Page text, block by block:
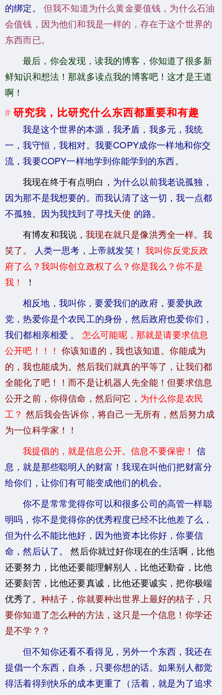
的绑定。
但我不知道为什么黄金要值钱，为什么石油
会值钱，因为他们和我是一样的，存在于这个世界的
东西而已。
最后，你会发现，读我的博客，你知道了很多新
鲜知识和想法！那就多读点我的博客吧！这才是王道
啊！
研究我，比研究什么东西都重要和有趣
我是这个世界的本源，我矛盾，我多元，我统
一，我守恒，我相对。我要COPY成你一样地和你交
流，我要COPY一样地学到你能学到的东西。
我现在终于有点明白， 为什么以前我老说孤独，
因为那不是我想要的。而我认清了这一切，我一点都
不孤独。因为我找到了寻找天使 的路。
有博友和我说，我现在就只是像洪秀全一样。我
笑了。
人类一思考，上帝就发笑！ 我叫你反党反政
府了么？我叫你创立政权了么？你是我么？你不是
我！
！
相反地，我叫你，要爱我们的政府，要爱执政
党，热爱你是个农民工的身份，然后政府也爱你们，
我们都相亲相爱 。
怎么可能呢，那就是请要求信息
公开吧！！！ 你该知道的，我也该知道。你能成为
的，我也能成为。然后我们就真的平等了，让我们都
全能化了吧！！而不是让机器人先全能！但要求信息
公开之前，你得信命，然后问它， 为什么你是农民
工？ 然后我会告诉你，将自己一无所有，然后努力成
为一位科学家！！
我提倡的，就是信息公开。信息不要保密！ 信
息，就是那些聪明人的财富！我现在叫他们把财富分
给你们，让你们有可能变成他们的机会。
你不是常常觉得你可以和很多公司的高管一样聪
明吗，你不是觉得你的优秀程度已经不比他差了么，
但为什么不能比他好，因为他资本比你好，你要信
命，然后认了。
然后你就过好你现在的生活啊，比他
还要努力，比他还要能理解别人，比他还勤奋，比他
还要刻苦，比他还要真诚，比他还要诚实，把你极端
优秀了。 种桔子，你就要种出世界上最好的桔子，只
要你知道了怎么种的方法，这只是一个信息！你学还
是不学？？
但不知你还看不看得见，另外一个东西，我还在
提倡一个东西，自杀，只要你想的话。如果别人都觉
得活着得到快乐的成本更重了（活着，就是为了追求